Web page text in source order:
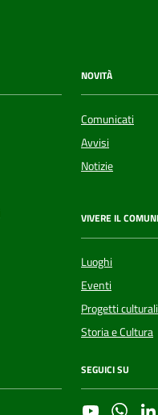
NOVITÀ
Comunicati
Avvisi
Notizie
VIVERE IL
Luoghi
Eventi
Progetti culturali
Storia e Cultura
SEGUICI SU